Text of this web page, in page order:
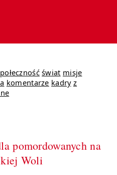
świat misje
komentarze kadry z
pomordowanych na
Woli